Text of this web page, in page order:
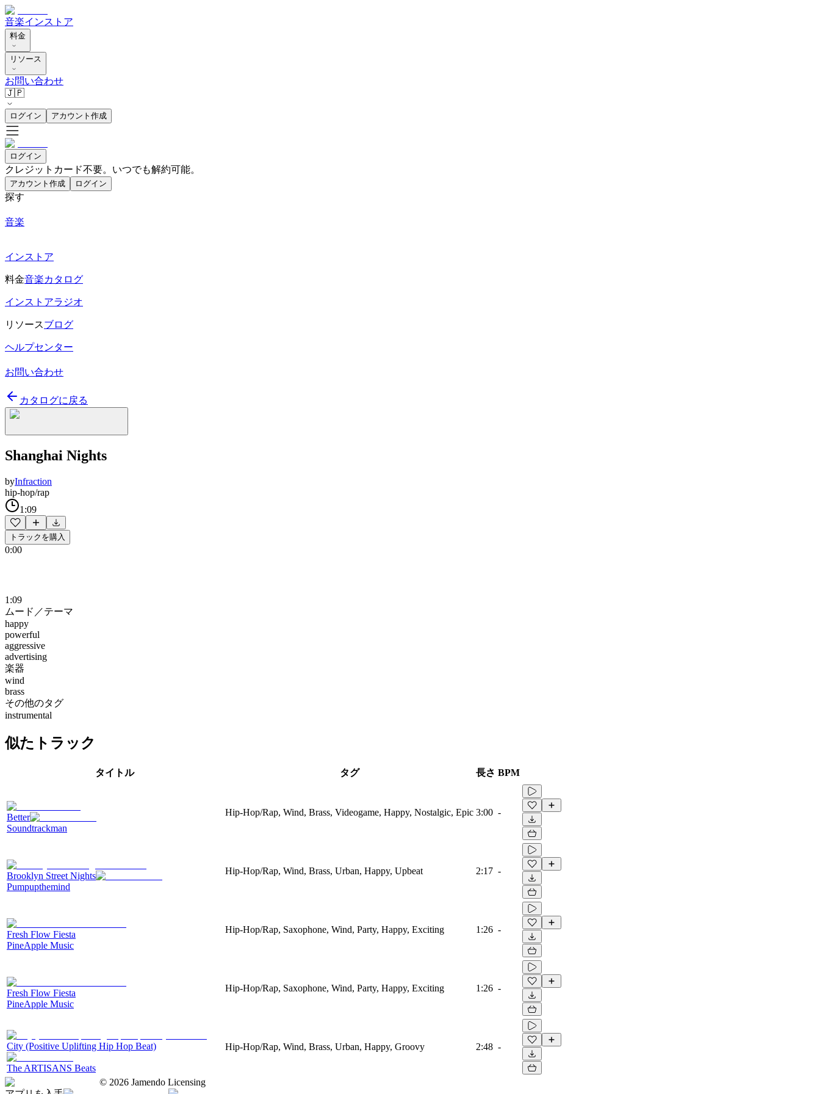
音楽インストア
料金
リソース
お問い合わせ
🇯🇵
ログイン アカウント作成
ログイン
クレジットカード不要。いつでも解約可能。
アカウント作成 ログイン
探す
音楽
インストア
料金音楽カタログ
インストアラジオ
リソースブログ
ヘルプセンター
お問い合わせ
カタログに戻る
Shanghai Nights
byInfraction
hip-hop/rap
1:09
トラックを購入
0:00
1:09
ムード／テーマ
happy
powerful
aggressive
advertising
楽器
wind
brass
その他のタグ
instrumental
似たトラック
タイトル タグ 長さ BPM
Better
Soundtrackman
Hip-Hop/Rap, Wind, Brass, Videogame, Happy, Nostalgic, Epic 3:00 -
Brooklyn Street Nights
Pumpupthemind
Hip-Hop/Rap, Wind, Brass, Urban, Happy, Upbeat 2:17 -
Fresh Flow Fiesta
PineApple Music
Hip-Hop/Rap, Saxophone, Wind, Party, Happy, Exciting 1:26 -
Fresh Flow Fiesta
PineApple Music
Hip-Hop/Rap, Saxophone, Wind, Party, Happy, Exciting 1:26 -
City (Positive Uplifting Hip Hop Beat)
The ARTISANS Beats
Hip-Hop/Rap, Wind, Brass, Urban, Happy, Groovy 2:48 -
© 2026 Jamendo Licensing